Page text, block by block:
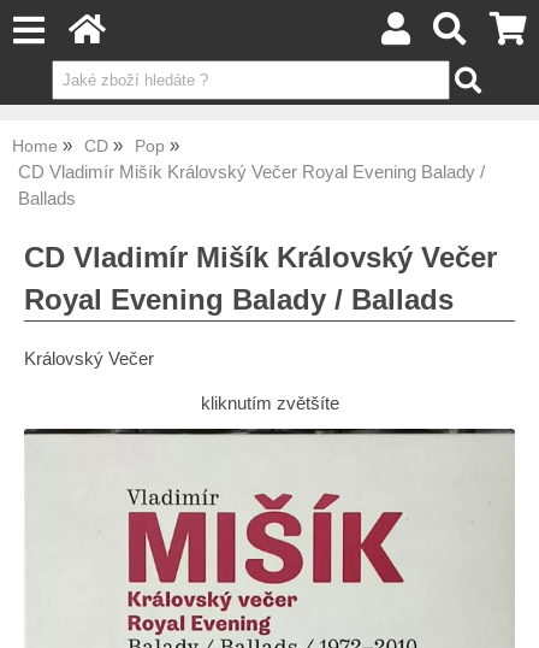
Home CD Pop
CD Vladimír Mišík ‎Královský Večer Royal Evening Balady /
Ballads
CD Vladimír Mišík ‎Královský Večer
Royal Evening Balady / Ballads
Královský Večer
kliknutím zvětšíte